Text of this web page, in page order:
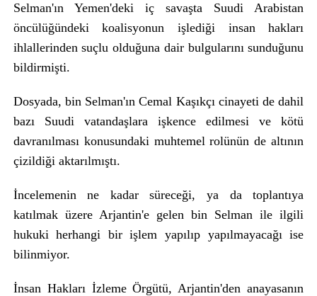
Selman'ın Yemen'deki iç savaşta Suudi Arabistan
öncülüğündeki koalisyonun işlediği insan hakları
ihlallerinden suçlu olduğuna dair bulgularını sunduğunu
bildirmişti.
Dosyada, bin Selman'ın Cemal Kaşıkçı cinayeti de dahil
bazı Suudi vatandaşlara işkence edilmesi ve kötü
davranılması konusundaki muhtemel rolünün de altının
çizildiği aktarılmıştı.
İncelemenin ne kadar süreceği, ya da toplantıya
katılmak üzere Arjantin'e gelen bin Selman ile ilgili
hukuki herhangi bir işlem yapılıp yapılmayacağı ise
bilinmiyor.
İnsan Hakları İzleme Örgütü, Arjantin'den anayasanın